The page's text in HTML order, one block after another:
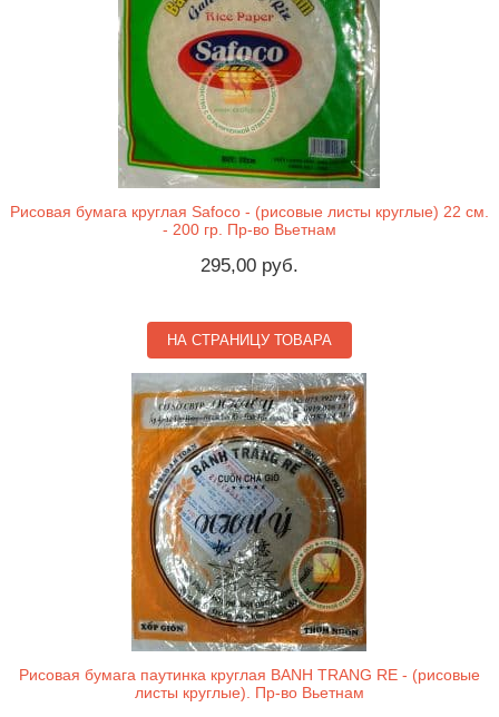
Рисовая бумага круглая Safoco - (рисовые листы круглые) 22 см.
- 200 гр. Пр-во Вьетнам
295,00 руб.
НА СТРАНИЦУ ТОВАРА
Рисовая бумага паутинка круглая BANH TRANG RE - (рисовые
листы круглые). Пр-во Вьетнам